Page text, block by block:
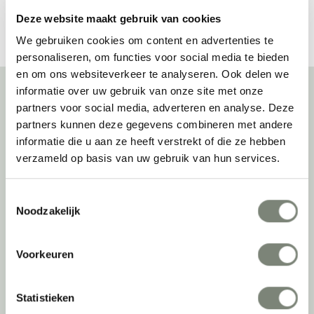
Deze website maakt gebruik van cookies
We gebruiken cookies om content en advertenties te
personaliseren, om functies voor social media te bieden
en om ons websiteverkeer te analyseren. Ook delen we
informatie over uw gebruik van onze site met onze
partners voor social media, adverteren en analyse. Deze
partners kunnen deze gegevens combineren met andere
informatie die u aan ze heeft verstrekt of die ze hebben
verzameld op basis van uw gebruik van hun services.
Noodzakelijk
Voorkeuren
Statistieken
Over deprojectinrichter
Als grootste onafhankelijke projectinrichter én expert op het gebied
realiseren: de allerbeste werkomgeving. En dat doen we niet alleen
met het oog op nu; dankzij ons duurzame en circulaire karakter
tweede leven kunnen geven, bijvoorbeeld. Maar ook door keer op
keer actief te kijken naar de duurzaamste optie.
Belangrijke categorieën